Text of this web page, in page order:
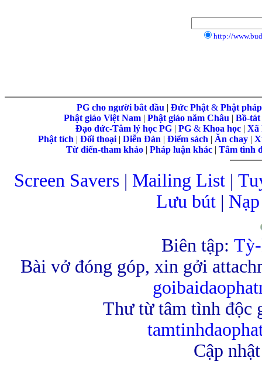
http://
PG cho người bắt đầu | Đức Phật & Phật
Phật giáo Việt Nam | Phật giáo năm Châu | Bồ-tát
Đạo đức-Tâm lý học PG | PG & Khoa học | Xã
Phật tích | Đối thoại | Diễn Đàn | Điểm sách | Ăn chay |
Từ điển-tham khảo | Pháp luận khác | Tâm tình
Screen Savers| Mailing List |
Lưu bút |
Biên tập:
Bài vở đóng góp, xin gởi
Thư từ tâm tình độc
Cập